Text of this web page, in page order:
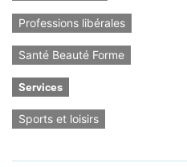
Professions libérales
Santé Beauté Forme
Services
Sports et loisirs